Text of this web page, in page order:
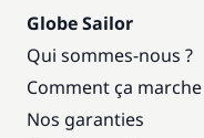
Globe Sailor
Qui sommes-nous ?
Comment ça marche
Nos garanties